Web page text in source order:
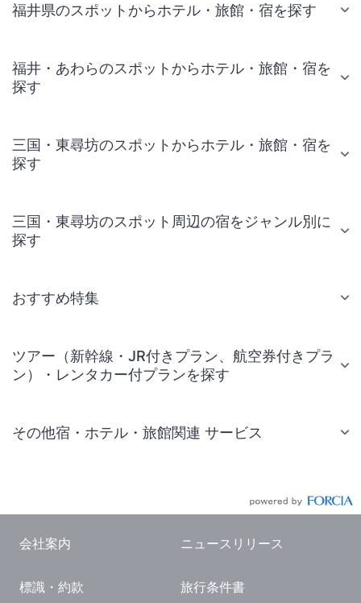
福井県のスポットからホテル・旅館・宿を探す
福井・あわらのスポットからホテル・旅館・宿を
探す
三国・東尋坊のスポットからホテル・旅館・宿を
探す
三国・東尋坊のスポット周辺の宿をジャンル別に
探す
おすすめ特集
ツアー（新幹線・JR付きプラン、航空券付きプラ
ン）・レンタカー付プランを探す
その他宿・ホテル・旅館関連 サービス
国内観光ガイド
会社案内 ニュースリリース
標識・約款 旅行条件書